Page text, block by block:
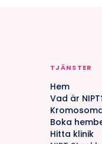
TJÄNSTER
Hem
Vad är
Boka
Hitta klinik